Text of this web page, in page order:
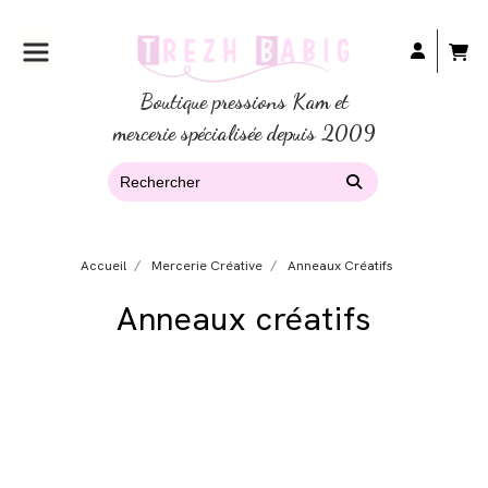
Boutique pressions Kam et
mercerie spécialisée depuis 2009
Accueil Mercerie Créative Anneaux Créatifs
Anneaux créatifs